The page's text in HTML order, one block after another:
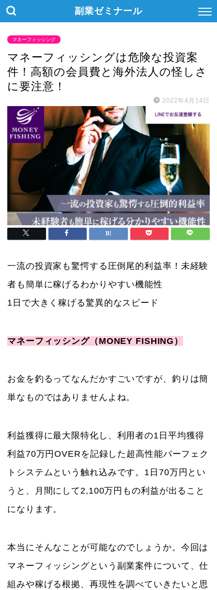
副業ゼミナール
マネーフィッシング
マネーフィッシングは危険な投資案
件！高額の会員費と海外法人の怪しさ
に要注意！
2022年4月14日
一流の投資家も驚愕する圧倒尾的利益率！未経験
者も簡単に稼げるわかりやすい機能性
1日で大きく稼げる驚異的なスピード
マネーフィッシング（MONEY FISHING）
お金を釣るってなんだかすごいですが、釣りは簡
単なものではありませんよね。
利益獲得に最大限特化し、利用者の1日平均獲得
利益70万円OVERを記録した超高性能パーフェク
トシステムという触れ込みです。1日70万円とい
うと、月間にして2,100万円もの利益が出ること
になります。
本当にそんなことが可能なのでしょうか。今回は
マネーフィッシングという副業案件について、仕
組みや稼げる根拠、再現性を調べていきたいと思